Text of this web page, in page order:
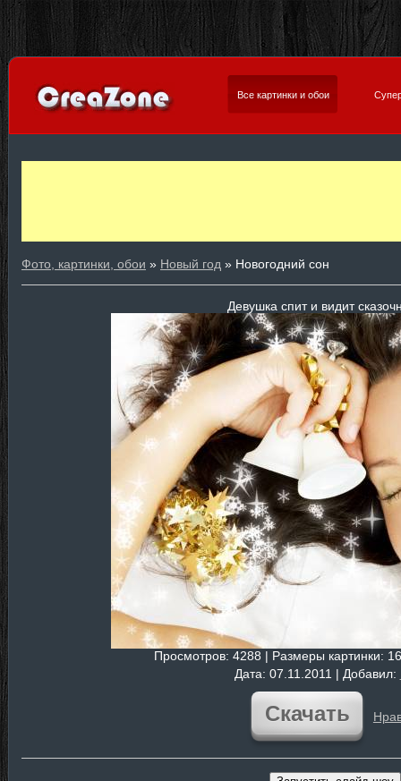
Все картинки и обои
Фото, картинки, обои » Новый год » Новогодний сон
Девушка спит и видит
Просмотров: 4288 | Размеры картинки:
Дата: 07.11.2011 | Добавил:
Скачать